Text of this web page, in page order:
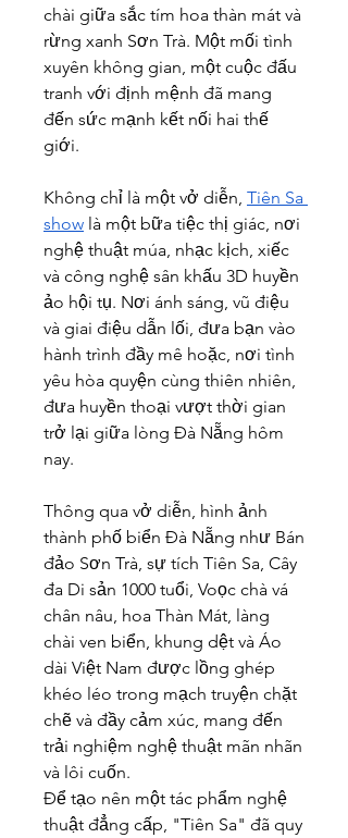
chài giữa sắc tím hoa thàn mát và
rừng xanh Sơn Trà. Một mối tình
xuyên không gian, một cuộc đấu
tranh với định mệnh đã mang
đến sức mạnh kết nối hai thế
giới.
Không chỉ là một vở diễn, Tiên Sa
show là một bữa tiệc thị giác, nơi
nghệ thuật múa, nhạc kịch, xiếc
và công nghệ sân khấu 3D huyền
ảo hội tụ. Nơi ánh sáng, vũ điệu
và giai điệu dẫn lối, đưa bạn vào
hành trình đầy mê hoặc, nơi tình
yêu hòa quyện cùng thiên nhiên,
đưa huyền thoại vượt thời gian
trở lại giữa lòng Đà Nẵng hôm
nay.
Thông qua vở diễn, hình ảnh
thành phố biển Đà Nẵng như Bán
đảo Sơn Trà, sự tích Tiên Sa, Cây
đa Di sản 1000 tuổi, Voọc chà vá
chân nâu, hoa Thàn Mát, làng
chài ven biển, khung dệt và Áo
dài Việt Nam được lồng ghép
khéo léo trong mạch truyện chặt
chẽ và đầy cảm xúc, mang đến
trải nghiệm nghệ thuật mãn nhãn
và lôi cuốn.
Để tạo nên một tác phẩm nghệ
thuật đẳng cấp, "Tiên Sa" đã quy